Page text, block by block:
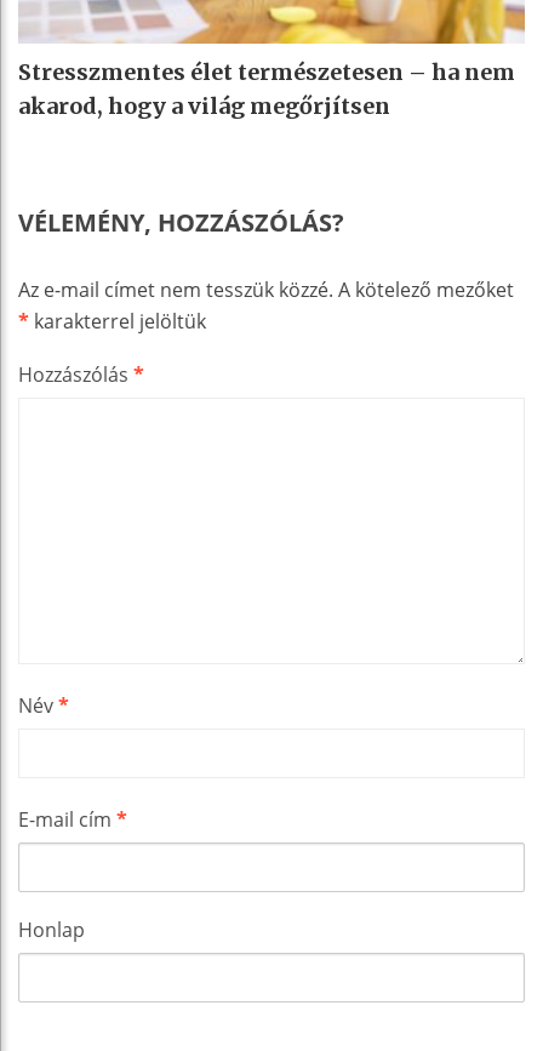
Stresszmentes élet természetesen – ha nem
akarod, hogy a világ megőrjítsen
VÉLEMÉNY, HOZZÁSZÓLÁS?
Az e-mail címet nem tesszük közzé. A kötelező mezőket
* karakterrel jelöltük
Hozzászólás *
Név*
E-mail cím *
Honlap